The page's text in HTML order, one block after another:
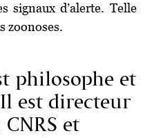
signaux d’alerte. Telle
zoonoses.
philosophe et
est directeur
et